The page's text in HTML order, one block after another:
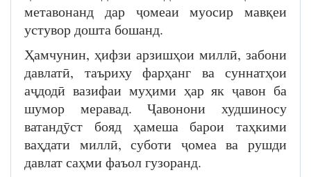
метавонанд дар ҷомеаи муосир мавқеи
устувор дошта бошанд.
Ҳамчунин, ҳифзи арзишҳои миллӣ, забони
давлатӣ, таъриху фарҳанг ва суннатҳои
аҷдодӣ вазифаи муҳими ҳар як ҷавон ба
шумор меравад. Ҷавонони худшиносу
ватандӯст бояд ҳамеша барои таҳкими
ваҳдати миллӣ, суботи ҷомеа ва рушди
давлат саҳми фаъол гузоранд.